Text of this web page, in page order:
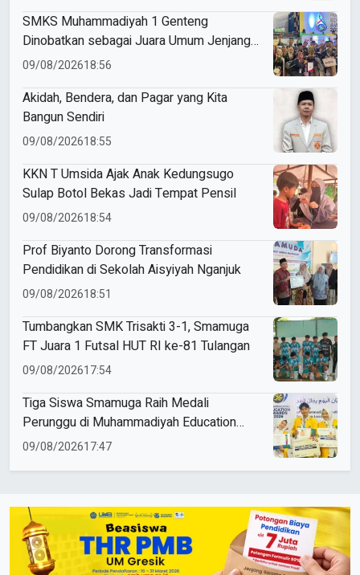
SMKS Muhammadiyah 1 Genteng
Dinobatkan sebagai Juara Umum Jenjang
SMK di Ajang ME Awards 2026
09/08/202618:56
Akidah, Bendera, dan Pagar yang Kita
Bangun Sendiri
09/08/202618:55
KKN T Umsida Ajak Anak Kedungsugo
Sulap Botol Bekas Jadi Tempat Pensil
09/08/202618:54
Prof Biyanto Dorong Transformasi
Pendidikan di Sekolah Aisyiyah Nganjuk
09/08/202618:51
Tumbangkan SMK Trisakti 3-1, Smamuga
FT Juara 1 Futsal HUT RI ke-81 Tulangan
09/08/202617:54
Tiga Siswa Smamuga Raih Medali
Perunggu di Muhammadiyah Education
Awards 2026
09/08/202617:47